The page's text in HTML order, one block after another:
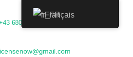
68054000673
Français